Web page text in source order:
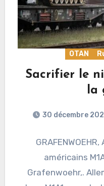
OTAN
Sacrifier le
la
30 décembre
américains
Grafenwoehr,.